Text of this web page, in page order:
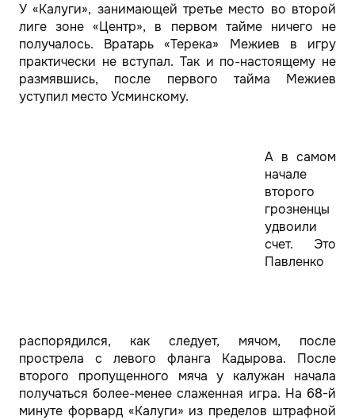
У «Калуги», занимающей третье место во второй
лиге зоне «Центр», в первом тайме ничего не
получалось. Вратарь «Терека» Межиев в игру
практически не вступал. Так и по-настоящему не
размявшись, после первого тайма Межиев
уступил место Усминскому.
А в самом
начале
второго
грозненцы
удвоили
счет. Это
Павленко
распорядился, как следует, мячом, после
прострела с левого фланга Кадырова. После
второго пропущенного мяча у калужан начала
получаться более-менее слаженная игра. На 68-й
минуте форвард «Калуги» из пределов штрафной